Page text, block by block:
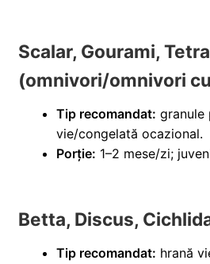
Scalar, Gourami, Tetra
(omnivori/omnivori
Tip recomandat: granule
vie/congelată ocazional.
Porție: 1–2 mese/zi;
Betta, Discus,
Tip recomandat: hrană